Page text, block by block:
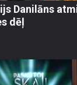
Danilāns
dēļ